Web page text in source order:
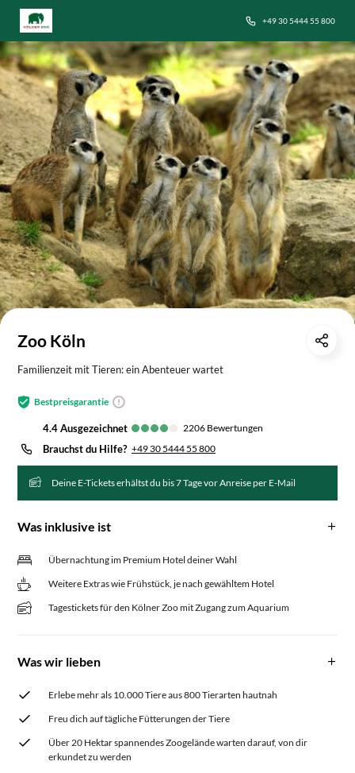
+49 30 5444 55 800
Zoo Köln
Familienzeit mit Tieren: ein Abenteuer wartet
Bestpreisgarantie
4.4 ausgezeichnet 2206 Bewertungen
Brauchst du Hilfe? +49 30 5444 55 800
Deine E-Tickets erhältst du bis 7 Tage vor Anreise per E-Mail
Was inklusive ist
Übernachtung im Premium Hotel deiner Wahl
Weitere Extras wie Frühstück, je nach gewähltem Hotel
Tagestickets für den Kölner Zoo mit Zugang zum Aquarium
Was wir lieben
Erlebe mehr als 10.000 Tiere aus 800 Tierarten hautnah
Freu dich auf tägliche Fütterungen der Tiere
Über 20 Hektar spannendes Zoogelände warten darauf, von dir
erkundet zu werden